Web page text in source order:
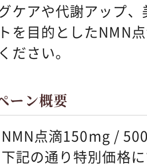
ケアや代謝アップ
を目的としたNMN
ださい。
ーン概要
点滴150mg /
記の通り特別価格